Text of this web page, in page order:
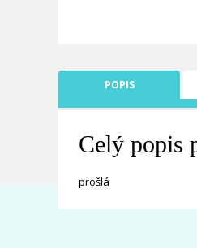
POPIS
Celý popis
prošlá